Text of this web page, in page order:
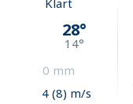
Klart
28°
14°
0 mm
4 (8) m/s